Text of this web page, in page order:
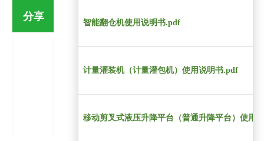
分享
智能翻仓机使用说明书.pdf
计量灌装机（计量灌包机）使用说明书.pdf
移动剪叉式液压升降平台（普通升降平台）使用